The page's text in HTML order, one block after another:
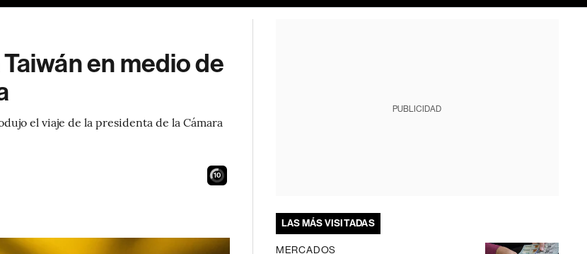
en medio de
el viaje de la presidenta de la Cámara
9
PUBLICIDAD
LAS MÁS VISITADAS
MERCADOS